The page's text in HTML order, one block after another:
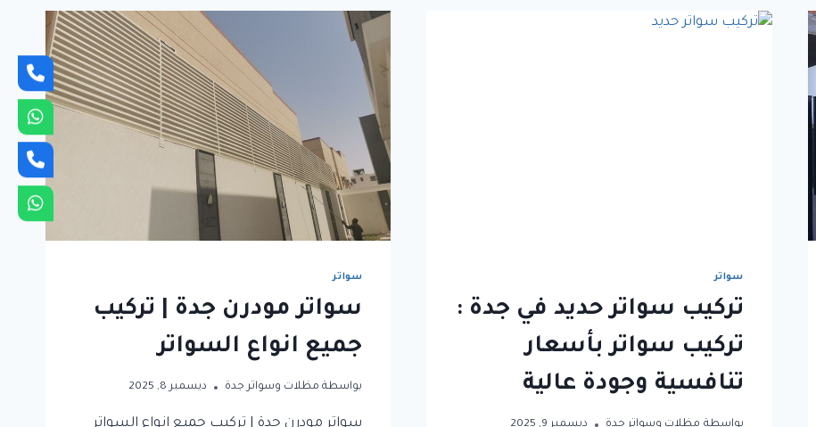
حديد
منزلية
بجودة
عالية
سواتر
تركيب سواتر حديد في جدة :
تركيب سواتر بأسعار
تنافسية وجودة عالية
سواتر
سواتر مودرن جدة | تركيب
جميع انواع السواتر
بواسطة مظلات وسواتر جدة ديسمبر 8, 2025